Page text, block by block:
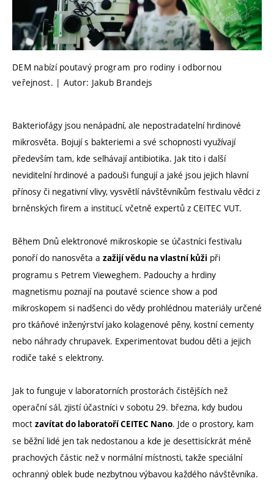
DEM nabízí poutavý program pro rodiny i odbornou
veřejnost. | Autor: Jakub Brandejs
Bakteriofágy jsou nenápadní, ale nepostradatelní hrdinové
mikrosvěta. Bojují s bakteriemi a své schopnosti využívají
především tam, kde selhávají antibiotika. Jak tito i další
neviditelní hrdinové a padouši fungují a jaké jsou jejich hlavní
přínosy či negativní vlivy, vysvětlí návštěvníkům festivalu vědci z
brněnských firem a institucí, včetně expertů z CEITEC VUT.
Během Dnů elektronové mikroskopie se účastníci festivalu
ponoří do nanosvěta a zažijí vědu na vlastní kůži při
programu s Petrem Vieweghem. Padouchy a hrdiny
magnetismu poznají na poutavé science show a pod
mikroskopem si nadšenci do vědy prohlédnou materiály určené
pro tkáňové inženýrství jako kolagenové pěny, kostní cementy
nebo náhrady chrupavek. Experimentovat budou děti a jejich
rodiče také s elektrony.
Jak to funguje v laboratorních prostorách čistějších než
operační sál, zjistí účastníci v sobotu 29. března, kdy budou
moct zavítat do laboratoří CEITEC Nano. Jde o prostory, kam
se běžní lidé jen tak nedostanou a kde je desettisíckrát méně
prachových částic než v normální místnosti, takže speciální
ochranný oblek bude nezbytnou výbavou každého návštěvníka.